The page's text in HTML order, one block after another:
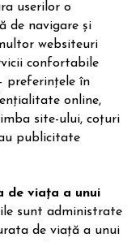
userilor o
de navigare și
websiteuri
confortabile
preferințele în
online,
site-ului, coțuri
publicitate
de viața a unui
sunt administrate
de viață a unui